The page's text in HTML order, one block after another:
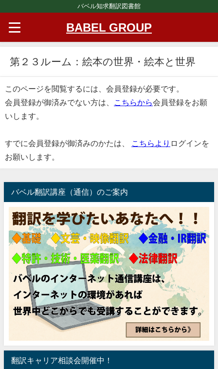
バベル知求翻訳図書館
BABEL GROUP
第２３ルーム：絵本の世界・絵本と世界
このページを閲覧するには、会員登録が必要です。
会員登録が御済みでない方は、
こちらから会員登録をお願
いします。
すでに会員登録が御済みのかたは、 こちらより ログインを
お願いします。
バベル翻訳講座（通信）のご案内
翻訳キャリア相談会開催中！